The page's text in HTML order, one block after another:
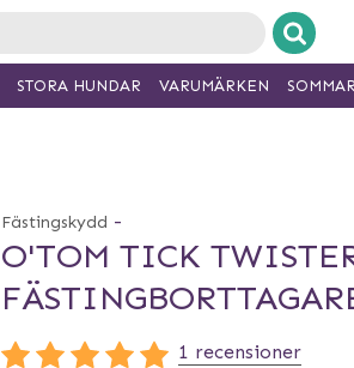
Fästingskydd -
O'TOM TICK
1 recensioner
STORA HUNDAR VARUMÄRKEN SOMMAR